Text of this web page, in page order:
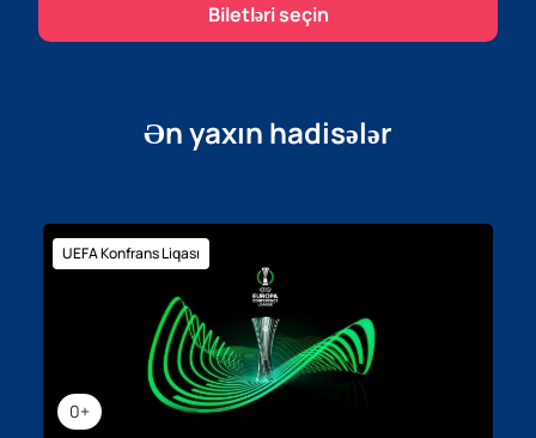
Biletləri seçin
Ən yaxın hadisələr
0+
UEFA Konfrans Liqası